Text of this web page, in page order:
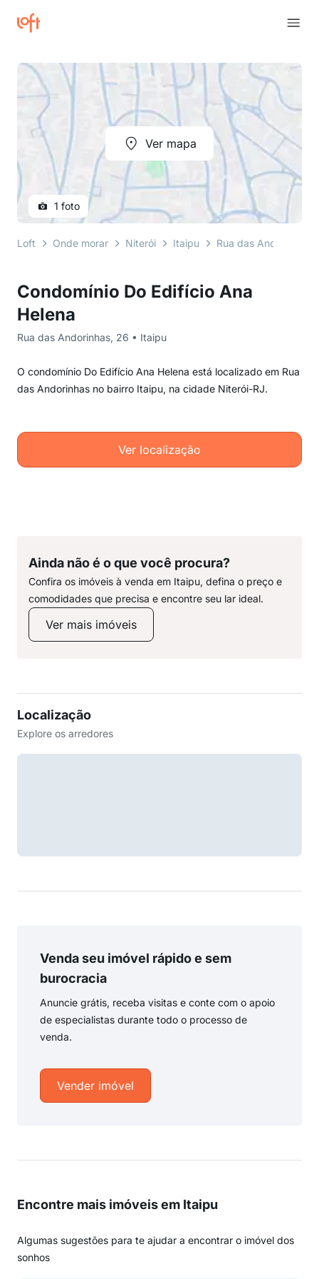
Condomínio Do Edifício Ana
Helena
Rua das Andorinhas, 26 • Itaipu
O condomínio Do Edifício Ana Helena está localizado em Rua
das Andorinhas no bairro Itaipu, na cidade Niterói-RJ.
Ver localização
Ver mapa
1 foto
Loft Onde morar Niterói Itaipu Rua das Andorinhas
Ainda não é o que você procura?
Confira os imóveis à venda em Itaipu, defina o preço e
comodidades que precisa e encontre seu lar ideal.
Ver mais imóveis
Localização
Explore os arredores
Venda seu imóvel rápido e sem
burocracia
Anuncie grátis, receba visitas e conte com o apoio
de especialistas durante todo o processo de
venda.
Vender imóvel
Encontre mais imóveis em Itaipu
Algumas sugestões para te ajudar a encontrar o imóvel dos
sonhos